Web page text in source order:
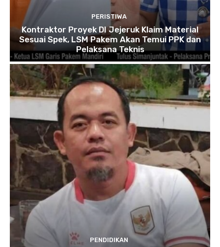
PERISTIWA
Kontraktor Proyek DI Jejeruk Klaim Material
Sesuai Spek, LSM Pakem Akan Temui PPK dan
Pelaksana Teknis
PENDIDIKAN